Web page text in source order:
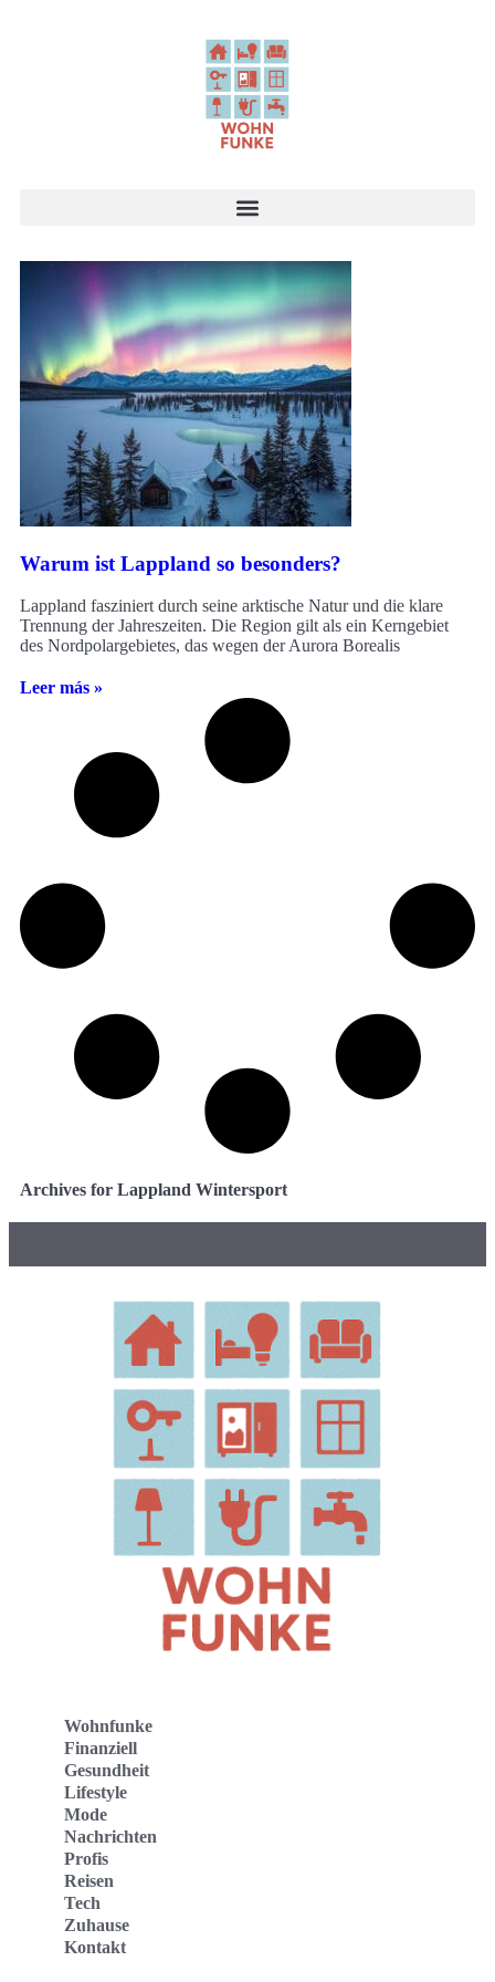
Warum ist Lappland so besonders?
Lappland fasziniert durch seine arktische Natur und die klare
Trennung der Jahreszeiten. Die Region gilt als ein Kerngebiet
des Nordpolargebietes, das wegen der Aurora Borealis
Leer más »
Archives for Lappland Wintersport
Wohnfunke
Finanziell
Gesundheit
Lifestyle
Mode
Nachrichten
Profis
Reisen
Tech
Zuhause
Kontakt